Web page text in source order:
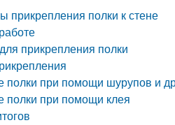
прикрепления полки к стене
прикрепления полки
полки при помощи шурупов и
полки при помощи клея